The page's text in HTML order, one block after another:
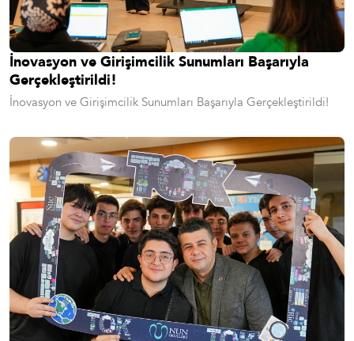
İnovasyon ve Girişimcilik Sunumları Başarıyla
Gerçekleştirildi!
İnovasyon ve Girişimcilik Sunumları Başarıyla Gerçekleştirildi!